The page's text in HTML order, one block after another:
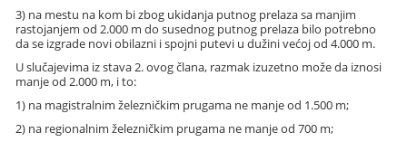
3) na mestu na kom bi zbog ukidanja putnog prelaza sa manjim
rastojanjem od 2.000 m do susednog putnog prelaza bilo potrebno
da se izgrade novi obilazni i spojni putevi u dužini većoj od 4.000 m.
U slučajevima iz stava 2. ovog člana, razmak izuzetno može da iznosi
manje od 2.000 m, i to:
1) na magistralnim železničkim prugama ne manje od 1.500 m;
2) na regionalnim železničkim prugama ne manje od 700 m;